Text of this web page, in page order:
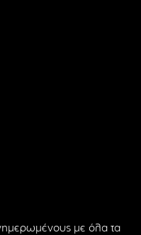
με όλα τα